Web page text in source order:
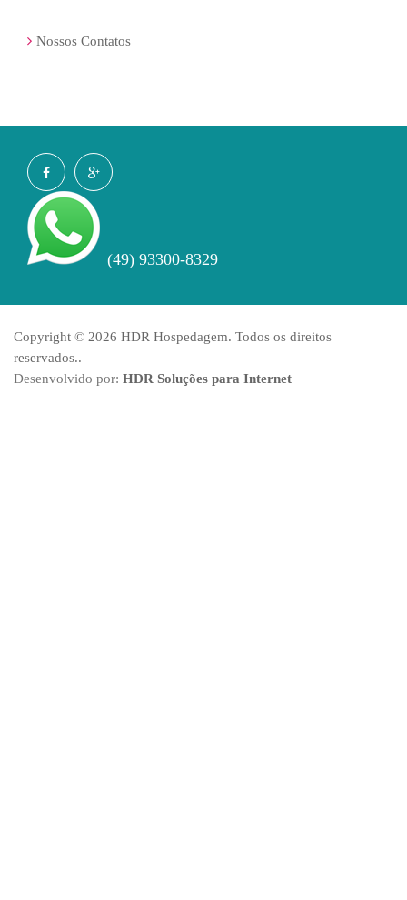
Nossos Contatos
(49) 93300-8329
Copyright © 2026 HDR Hospedagem. Todos os direitos
reservados..
Desenvolvido por: HDR Soluções para Internet